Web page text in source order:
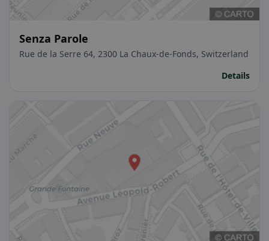
Senza Parole
Rue de la Serre 64, 2300 La Chaux-de-Fonds, Switzerland
Details